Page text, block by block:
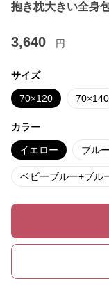
抱き枕大きい全身
3,640 円
サイズ
70×120 70×140
カラー
イエロー ブルー
ベビーブルー+ブル